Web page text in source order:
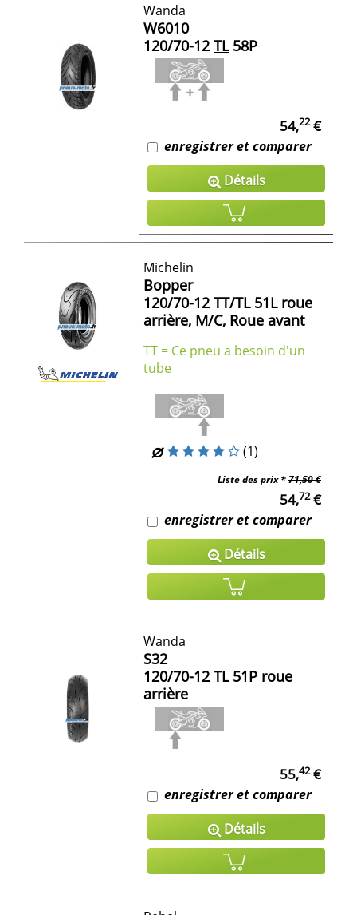
Wanda
W6010
120/70-12 TL58P
54,22€
enregistrer et comparer
Détails
Michelin
Bopper
120/70-12 TT/TL 51L roue
arrière, M/C, Roue avant
TT = Ce pneu a besoin d'un
tube
(1)
Liste des prix *71,50 €
54,72€
enregistrer et comparer
Détails
Wanda
S32
120/70-12 TL51P roue
arrière
55,42€
enregistrer et comparer
Détails